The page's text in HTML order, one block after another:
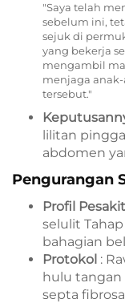
"Saya telah
sebelum ini,
sejuk di
yang bekerja
mengambil
menjaga anak-
tersebut."
lilitan
abdomen
Pengurangan
Profil Pesakit
selulit
bahagian
Protokol :
hulu
septa